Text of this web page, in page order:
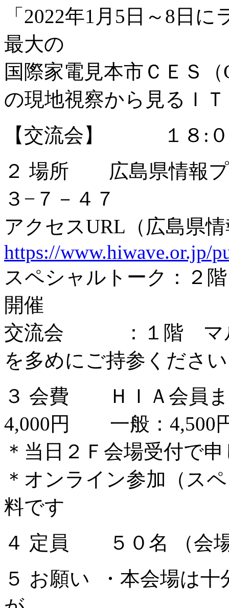
「2022年1月5日～8日
最大の
国際家電見本市ＣＥＳ（
の現地視察から見るＩ
【交流会】 １８:０
２ 場所 広島県情報
３−７－４７
アクセスURL（広島県
https://www.hiwave.or.jp/
スペシャルトーク：
開催
交流会 ：１階 マル
を多めにご持参ください
３ 会費 ＨＩＡ会員ま
4,000円 一般：4,500
＊当日２Ｆ会場受付で
＊オンライン参加（ス
料です
４ 定員 ５０名 （会
５ お願い ・本会場は